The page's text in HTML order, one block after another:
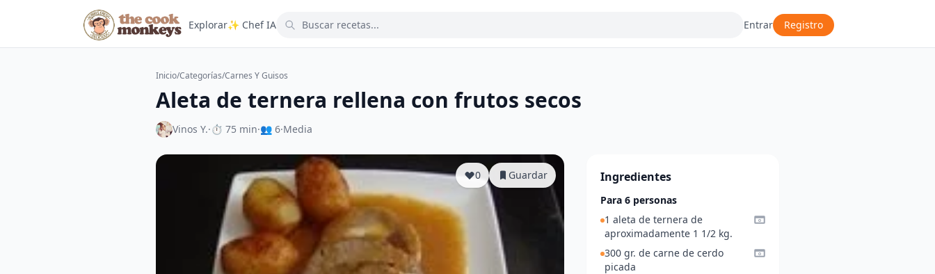
Explorar✨ Chef IA Entrar Registro
Inicio/Categorías/Carnes Y Guisos
Aleta de ternera rellena con frutos secos
Vinos Y.·⏱ 75 min·👥 6·Media
0 Guardar Ingredientes
Para 6 personas
1 aleta de ternera de
aproximadamente 1 1/2 kg.
300 gr. de carne de cerdo
picada